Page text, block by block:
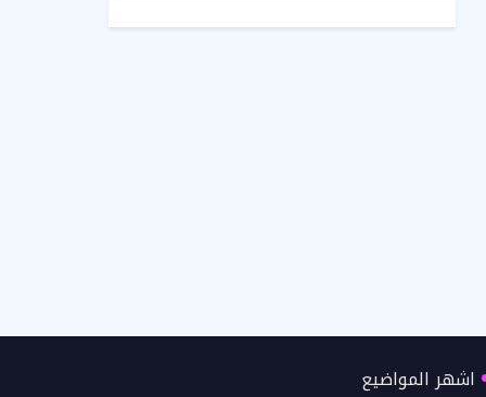
اشهر المواضيع